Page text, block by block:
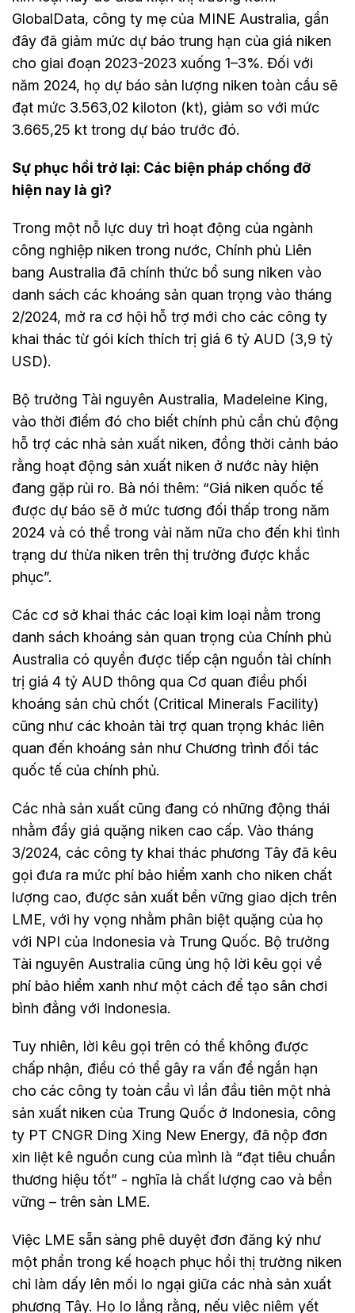
GlobalData, công ty mẹ của MINE Australia, gần
đây đã giảm mức dự báo trung hạn của giá niken
cho giai đoạn 2023-2023 xuống 1–3%. Đối với
năm 2024, họ dự báo sản lượng niken toàn cầu sẽ
đạt mức 3.563,02 kiloton (kt), giảm so với mức
3.665,25 kt trong dự báo trước đó.
Sự phục hồi trở lại: Các biện pháp chống đỡ
hiện nay là gì?
Trong một nỗ lực duy trì hoạt động của ngành
công nghiệp niken trong nước, Chính phủ Liên
bang Australia đã chính thức bổ sung niken vào
danh sách các khoáng sản quan trọng vào tháng
2/2024, mở ra cơ hội hỗ trợ mới cho các công ty
khai thác từ gói kích thích trị giá 6 tỷ AUD (3,9 tỷ
USD).
Bộ trưởng Tài nguyên Australia, Madeleine King,
vào thời điểm đó cho biết chính phủ cần chủ động
hỗ trợ các nhà sản xuất niken, đồng thời cảnh báo
rằng hoạt động sản xuất niken ở nước này hiện
đang gặp rủi ro. Bà nói thêm: “Giá niken quốc tế
được dự báo sẽ ở mức tương đối thấp trong năm
2024 và có thể trong vài năm nữa cho đến khi tình
trạng dư thừa niken trên thị trường được khắc
phục”.
Các cơ sở khai thác các loại kim loại nằm trong
danh sách khoáng sản quan trọng của Chính phủ
Australia có quyền được tiếp cận nguồn tài chính
trị giá 4 tỷ AUD thông qua Cơ quan điều phối
khoáng sản chủ chốt (Critical Minerals Facility)
cũng như các khoản tài trợ quan trọng khác liên
quan đến khoáng sản như Chương trình đối tác
quốc tế của chính phủ.
Các nhà sản xuất cũng đang có những động thái
nhằm đẩy giá quặng niken cao cấp. Vào tháng
3/2024, các công ty khai thác phương Tây đã kêu
gọi đưa ra mức phí bảo hiểm xanh cho niken chất
lượng cao, được sản xuất bền vững giao dịch trên
LME, với hy vọng nhằm phân biệt quặng của họ
với NPI của Indonesia và Trung Quốc. Bộ trưởng
Tài nguyên Australia cũng ủng hộ lời kêu gọi về
phí bảo hiểm xanh như một cách để tạo sân chơi
bình đẳng với Indonesia.
Tuy nhiên, lời kêu gọi trên có thể không được
chấp nhận, điều có thể gây ra vấn đề ngắn hạn
cho các công ty toàn cầu vì lần đầu tiên một nhà
sản xuất niken của Trung Quốc ở Indonesia, công
ty PT CNGR Ding Xing New Energy, đã nộp đơn
xin liệt kê nguồn cung của mình là “đạt tiêu chuẩn
thương hiệu tốt” - nghĩa là chất lượng cao và bền
vững – trên sàn LME.
Việc LME sẵn sàng phê duyệt đơn đăng ký như
một phần trong kế hoạch phục hồi thị trường niken
chỉ làm dấy lên mối lo ngại giữa các nhà sản xuất
phương Tây. Họ lo lắng rằng, nếu việc niêm yết